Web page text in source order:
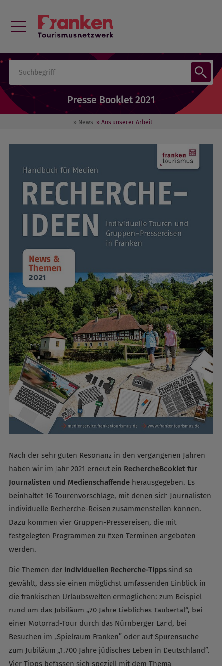
Presse Booklet 2021
» News » Aus unserer Arbeit
Nach der sehr guten Resonanz in den vergangenen Jahren
haben wir im Jahr 2021 erneut ein RechercheBooklet für
Journalisten und Medienschaffendeherausgegeben. Es
beinhaltet 16 Tourenvorschläge, mit denen sich Journalisten
individuelle Recherche-Reisen zusammenstellen können.
Dazu kommen vier Gruppen-Pressereisen, die mit
festgelegten Programmen zu fixen Terminen angeboten
werden.
Die Themen der individuellen Recherche-Tippssind so
gewählt, dass sie einen möglichst umfassenden Einblick in
die fränkischen Urlaubswelten ermöglichen: zum Beispiel
rund um das Jubiläum „70 Jahre Liebliches Taubertal“, bei
einer Motorrad-Tour durch das Nürnberger Land, bei
Besuchen im „Spielraum Franken” oder auf Spurensuche
zum Jubiläum „1.700 Jahre jüdisches Leben in Deutschland”.
Vier Tipps befassen sich speziell mit dem Thema